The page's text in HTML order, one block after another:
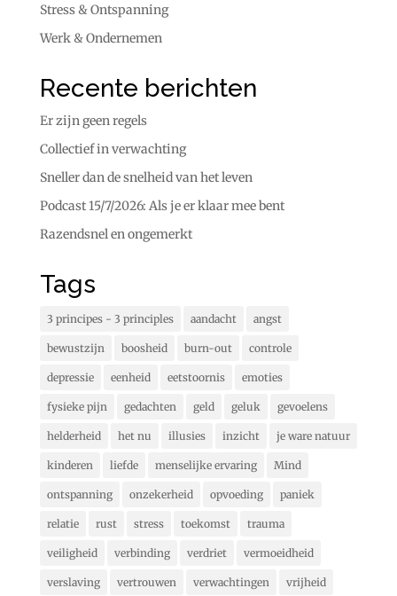
Stress & Ontspanning
Werk & Ondernemen
Recente berichten
Er zijn geen regels
Collectief in verwachting
Sneller dan de snelheid van het leven
Podcast 15/7/2026: Als je er klaar mee bent
Razendsnel en ongemerkt
Tags
3 principes - 3 principles aandacht angst
bewustzijn boosheid burn-out controle
depressie eenheid eetstoornis emoties
fysieke pijn gedachten geld geluk gevoelens
helderheid het nu illusies inzicht je ware natuur
kinderen liefde menselijke ervaring Mind
ontspanning onzekerheid opvoeding paniek
relatie rust stress toekomst trauma
veiligheid verbinding verdriet vermoeidheid
verslaving vertrouwen verwachtingen vrijheid